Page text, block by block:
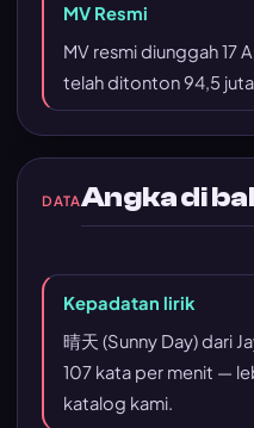
MV Resmi
MV resmi diunggah 17
telah ditonton 94,5 juta
DATAAngka di
Kepadatan lirik
晴天 (Sunny Day) dari
107 kata per menit —
katalog kami.